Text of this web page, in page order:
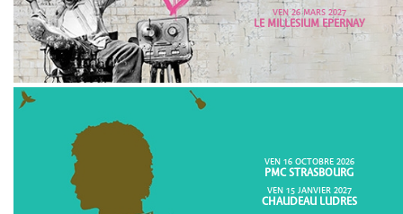
VEN 26 MARS 2027
LE MILLESIUM EPERNAY
VEN 16 OCTOBRE 2026
PMC STRASBOURG
VEN 15 JANVIER 2027
CHAUDEAU LUDRES